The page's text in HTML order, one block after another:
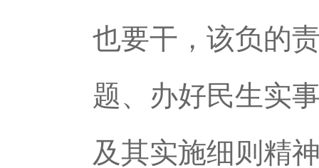
也要干，该负的
题、办好民生实
及其实施细则精